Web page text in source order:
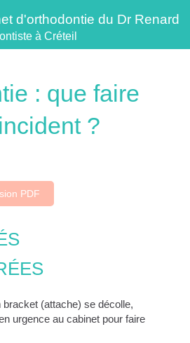
d'orthodontie du Dr Renard
à Créteil
: que faire
?
PDF
bracket (attache) se décolle,
urgence au cabinet pour faire